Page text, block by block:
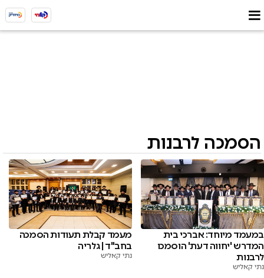
הסמכה לרבנות
במעמד מיוחד: אברכי בית
המדרש 'יחווה דעת' הוסמכו
לרבנות
נתי קאליש
מעמד קבלת תעודות הסמכה
בחב"ד | גלריה
נתי קאליש